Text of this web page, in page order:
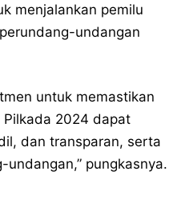
menjalankan pemilu
undangan
untuk memastikan
2024 dapat
dan transparan, serta
pungkasnya.